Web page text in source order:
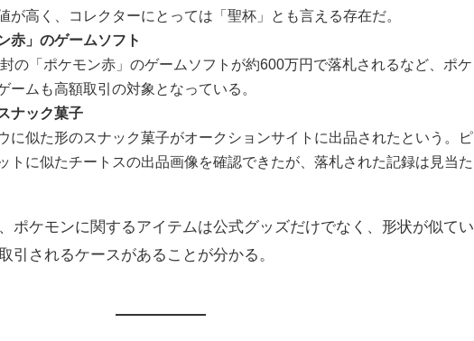
が高く、コレクターにとっては「聖杯」とも言える存在だ。
赤」のゲームソフト
の「ポケモン赤」のゲームソフトが約600万円で落札されるなど、ポケ
ームも高額取引の対象となっている。
ナック菓子
に似た形のスナック菓子がオークションサイトに出品されたという。ピ
トに似たチートスの出品画像を確認できたが、落札された記録は見当た
ポケモンに関するアイテムは公式グッズだけでなく、形状が似てい
引されるケースがあることが分かる。